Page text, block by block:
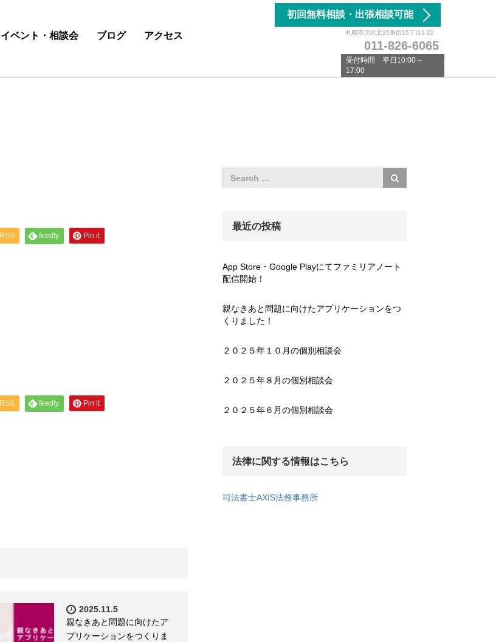
イベント・相談会 ブログ アクセス
初回無料相談・出張相談可能
札幌市北区北25条西15丁目1-22
011-826-6065
受付時間 平日10:00～
17:00
RSS feedly Pin it
RSS feedly Pin it
2025.11.5
親なきあと問題に向けたア
プリケーションをつくりま
最近の投稿
App Store・Google Playにてファミリアノート
配信開始！
親なきあと問題に向けたアプリケーションをつ
くりました！
２０２５年１０月の個別相談会
２０２５年８月の個別相談会
２０２５年６月の個別相談会
法律に関する情報はこちら
司法書士AXIS法務事務所